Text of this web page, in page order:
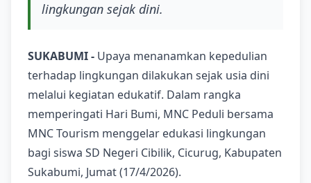
lingkungan sejak dini.
SUKABUMI - Upaya menanamkan kepedulian
terhadap lingkungan dilakukan sejak usia dini
melalui kegiatan edukatif. Dalam rangka
memperingati Hari Bumi, MNC Peduli bersama
MNC Tourism menggelar edukasi lingkungan
bagi siswa SD Negeri Cibilik, Cicurug, Kabupaten
Sukabumi, Jumat (17/4/2026).